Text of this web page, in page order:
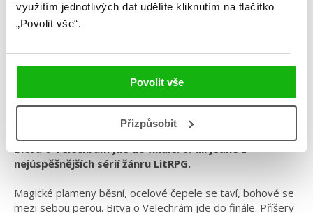
využitím jednotlivých dat udělíte kliknutím na tlačítko
„Povolit vše“.
Povolit vše
Přizpůsobit
Kategorie: young adult
#prostarší
Bitva o Velechrám jde do finále! 6. díl jedné z
nejúspěšnějších sérií žánru LitRPG.
Magické plameny běsní, ocelové čepele se taví, bohové se
mezi sebou perou. Bitva o Velechrám jde do finále. Příšery